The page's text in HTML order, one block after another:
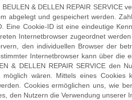
& DELLEN REPAIR SERVICE
abgelegt und gespeichert werden.
Eine Cookie-ID ist eine eindeutige
Internetbrowser zugeordnet
den individuellen Browser der
Internetbrowser kann über die
& DELLEN REPAIR SERVICE den
möglich wären. Mittels eines
Cookies ermöglichen uns, wie
den Nutzern die Verwendung